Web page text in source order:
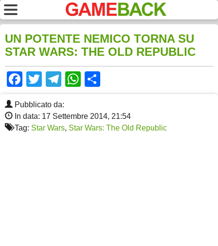
UN POTENTE NEMICO TORNA SU
STAR WARS: THE OLD REPUBLIC
Facebook
TwitterTelegram
WhatsApp
Pubblicato da:
In data: 17 Settembre 2014, 21:54
Tag: Star Wars, Star Wars: The Old Republic